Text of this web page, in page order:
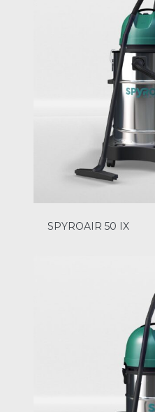
SPYROAIR 50 IX